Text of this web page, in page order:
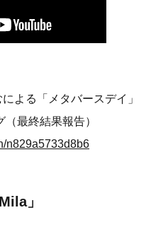
よる「メタバースデイ」
最終結果報告）
n829a5733d8b6
」